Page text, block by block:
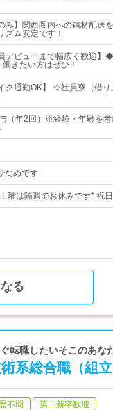
み】関西圏内への鋼材配
ズム安定です！
デビューまで幅広く歓迎
きたい方はぜひ！
ク通勤OK】 ☆社員寮（借
（年2回）※経験・年齢を
なめです
は隔週でお休みです* 祝
る
転職したいそこのあな
系総合職（組立
不問 第二新卒歓迎